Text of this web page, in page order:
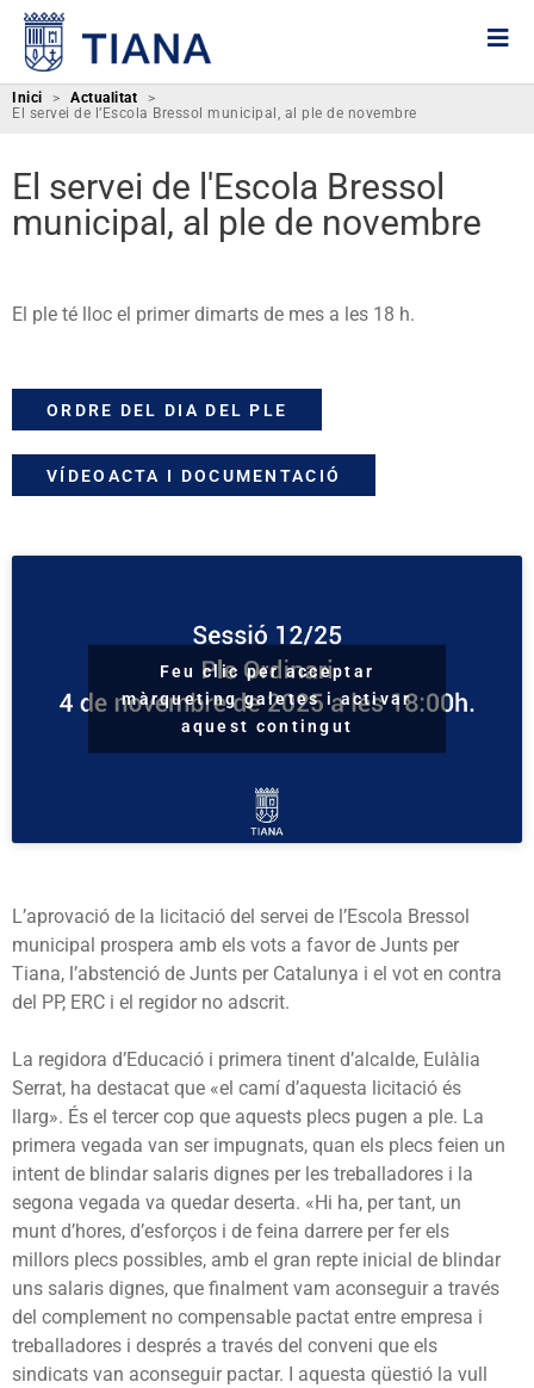
Inici > Actualitat
>
El servei de l’Escola Bressol municipal, al ple de novembre
El servei de l'Escola Bressol
municipal, al ple de novembre
El ple té lloc el primer dimarts de mes a les 18 h.
ORDRE DEL DIA DEL PLE
VÍDEOACTA I DOCUMENTACIÓ
Feu clic per acceptar
màrqueting galetes i activar
aquest contingut
L’aprovació de la licitació del servei de l’Escola Bressol
municipal prospera amb els vots a favor de Junts per
Tiana, l’abstenció de Junts per Catalunya i el vot en contra
del PP, ERC i el regidor no adscrit.
La regidora d’Educació i primera tinent d’alcalde, Eulàlia
Serrat, ha destacat que «el camí d’aquesta licitació és
llarg». És el tercer cop que aquests plecs pugen a ple. La
primera vegada van ser impugnats, quan els plecs feien un
intent de blindar salaris dignes per les treballadores i la
segona vegada va quedar deserta. «Hi ha, per tant, un
munt d’hores, d’esforços i de feina darrere per fer els
millors plecs possibles, amb el gran repte inicial de blindar
uns salaris dignes, que finalment vam aconseguir a través
del complement no compensable pactat entre empresa i
treballadores i després a través del conveni que els
sindicats van aconseguir pactar. I aquesta qüestió la vull